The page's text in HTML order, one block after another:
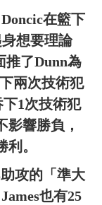
在籃下
想要理論
推了Dunn為
兩次技術犯
1次技術犯
影響勝負，
。
攻的「準大
也有25